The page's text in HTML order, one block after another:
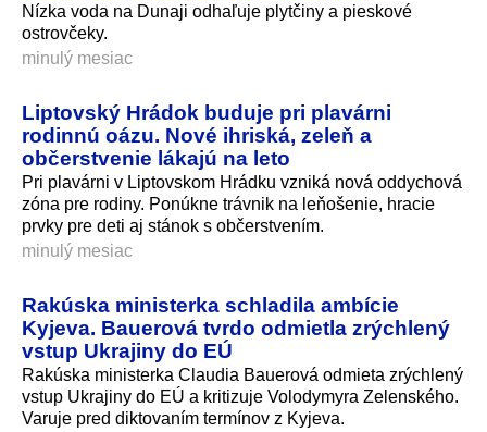
Nízka voda na Dunaji odhaľuje plytčiny a pieskové
ostrovčeky.
minulý mesiac
Liptovský Hrádok buduje pri plavárni
rodinnú oázu. Nové ihriská, zeleň a
občerstvenie lákajú na leto
Pri plavárni v Liptovskom Hrádku vzniká nová oddychová
zóna pre rodiny. Ponúkne trávnik na leňošenie, hracie
prvky pre deti aj stánok s občerstvením.
minulý mesiac
Rakúska ministerka schladila ambície
Kyjeva. Bauerová tvrdo odmietla zrýchlený
vstup Ukrajiny do EÚ
Rakúska ministerka Claudia Bauerová odmieta zrýchlený
vstup Ukrajiny do EÚ a kritizuje Volodymyra Zelenského.
Varuje pred diktovaním termínov z Kyjeva.